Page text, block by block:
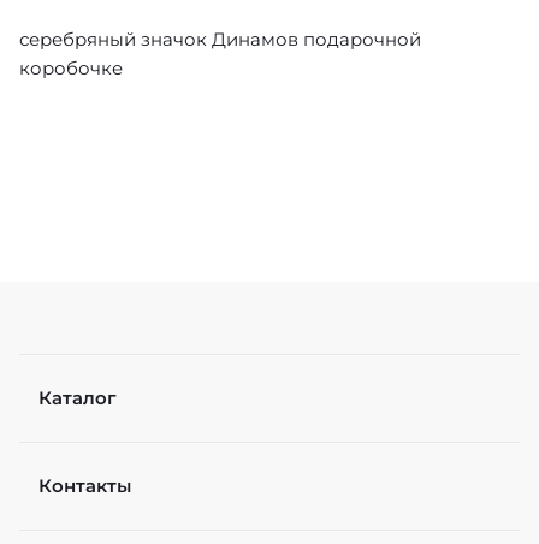
серебряный значок Динамов подарочной
коробочке
Каталог
Контакты